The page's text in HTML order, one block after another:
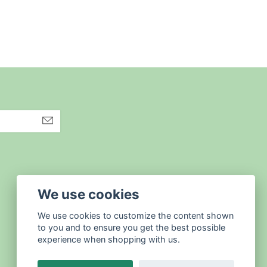
We use cookies
We use cookies to customize the content shown
to you and to ensure you get the best possible
experience when shopping with us.